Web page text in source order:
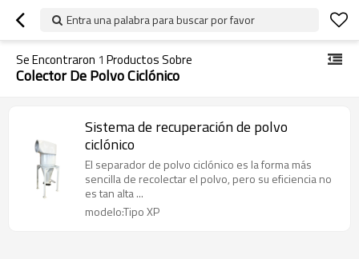
Entra una palabra para buscar por favor
Se Encontraron 1 Productos Sobre
Colector De Polvo Ciclónico
Sistema de recuperación de polvo
ciclónico
El separador de polvo ciclónico es la forma más
sencilla de recolectar el polvo, pero su eficiencia no
es tan alta ...
modelo:Tipo XP